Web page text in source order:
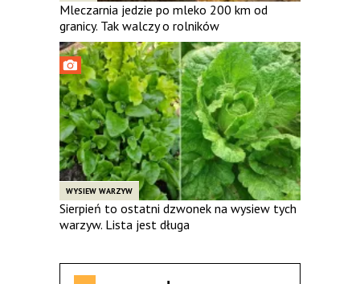
Mleczarnia jedzie po mleko 200 km od
granicy. Tak walczy o rolników
WYSIEW WARZYW
Sierpień to ostatni dzwonek na wysiew tych
warzyw. Lista jest długa